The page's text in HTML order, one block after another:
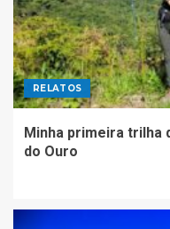
RELATOS
Minha primeira trilha
do Ouro